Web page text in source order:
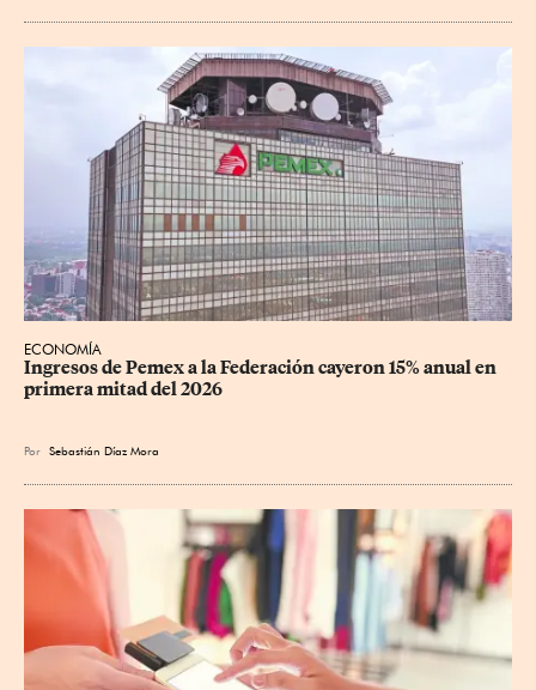
ECONOMÍA
Ingresos de Pemex a la Federación cayeron 15% anual en
primera mitad del 2026
Por Sebastián Díaz Mora